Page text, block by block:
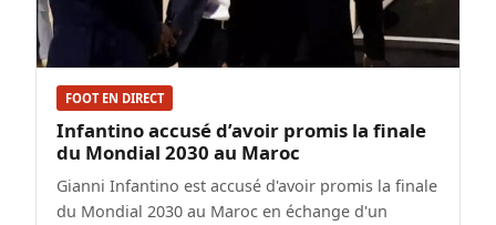
FOOT EN DIRECT
Infantino accusé d’avoir promis la finale
du Mondial 2030 au Maroc
Gianni Infantino est accusé d'avoir promis la finale
du Mondial 2030 au Maroc en échange d'un